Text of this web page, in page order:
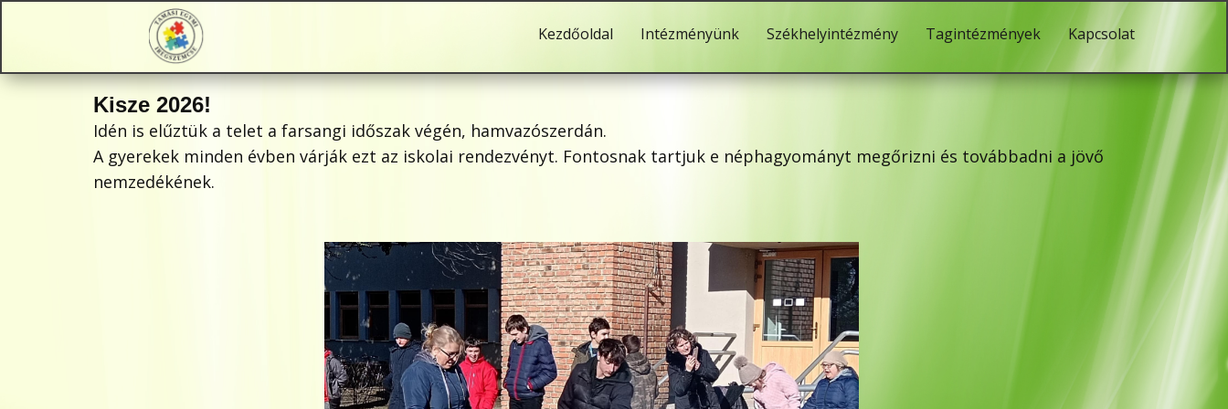
Kezdőoldal Intézményünk Székhelyintézmény Tagintézmények Kapcsolat
Kisze 2026!
Idén is elűztük a telet a farsangi időszak végén, hamvazószerdán.
A gyerekek minden évben várják ezt az iskolai rendezvényt. Fontosnak tartjuk e néphagyományt megőrizni és továbbadni a jövő
nemzedékének.